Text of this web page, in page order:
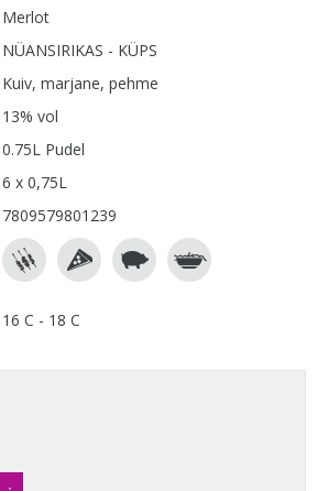
Merlot
NÜANSIRIKAS - KÜPS
Kuiv, marjane, pehme
13% vol
0.75L Pudel
6 x 0,75L
7809579801239
16 C - 18 C